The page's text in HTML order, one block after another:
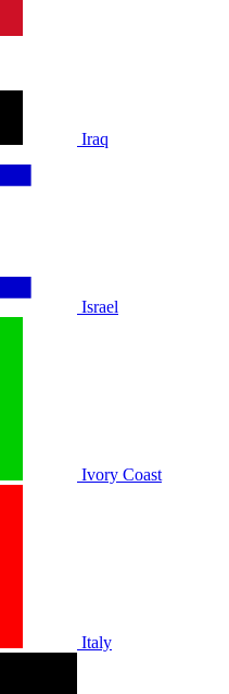
Iraq
Israel
Ivory Coast
Italy